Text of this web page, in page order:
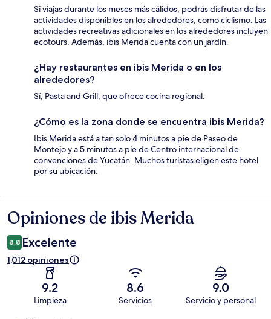
Si viajas durante los meses más cálidos, podrás disfrutar de las
actividades disponibles en los alrededores, como ciclismo. Las
actividades recreativas adicionales en los alrededores incluyen
ecotours. Además, ibis Merida cuenta con un jardín.
¿Hay restaurantes en ibis Merida o en los
alrededores?
Sí, Pasta and Grill, que ofrece cocina regional.
¿Cómo es la zona donde se encuentra ibis Merida?
Ibis Merida está a tan solo 4 minutos a pie de Paseo de
Montejo y a 5 minutos a pie de Centro internacional de
convenciones de Yucatán. Muchos turistas eligen este hotel
por su ubicación.
Opiniones
Opiniones de ibis Merida
8.8 Excelente
1,012 opiniones
9.2
Limpieza
8.6
Servicios
9.0
Servicio y personal